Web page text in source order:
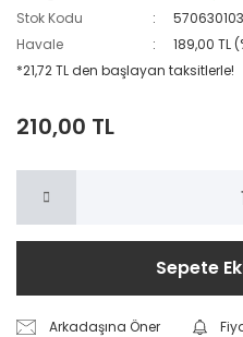
Stok Kodu
Havale
189,00 TL
*21,72 TL den başlayan taksitlerle!
210,00 TL
Sepete
Arkadaşına Öner